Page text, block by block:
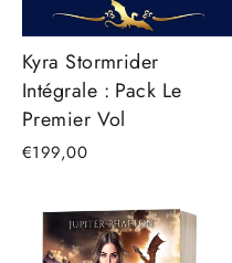
Kyra Stormrider
Intégrale : Pack Le
Premier Vol
€199,00